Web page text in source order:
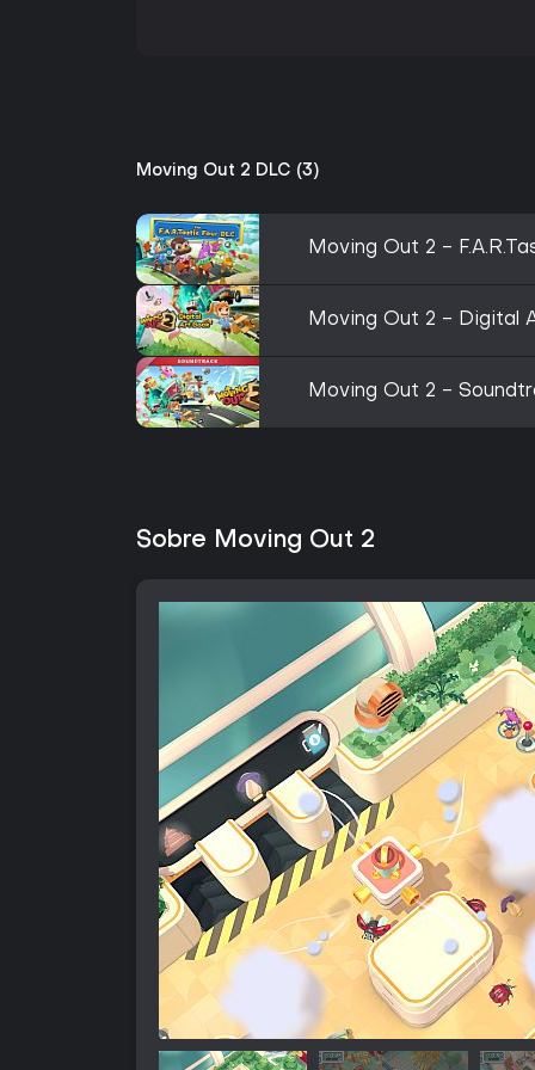
Moving Out 2 DLC (3)
Moving Out 2 -
Moving Out 2 - Digital
Moving Out 2 -
Sobre Moving Out 2